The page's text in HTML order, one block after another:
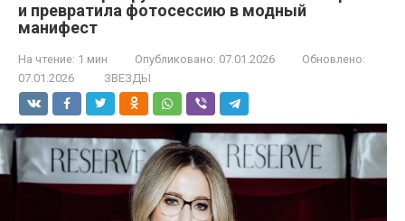
и превратила фотосессию в модный
манифест
На чтение: 1 мин Опубликовано: 07.01.2026
Обновлено:
07.01.2026
ЗВЕЗДЫ